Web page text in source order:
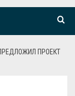
ПРОЕКТ